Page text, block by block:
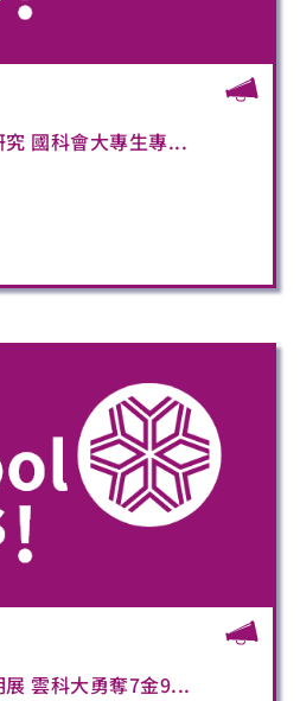
國科會大專生專...
雲科大勇奪7金9...